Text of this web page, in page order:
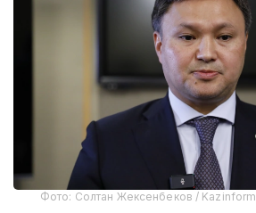
Фото: Солтан Жексенбеков / Kazinform